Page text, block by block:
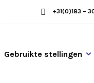
+31(0)183 –
Gebruikte stellingen